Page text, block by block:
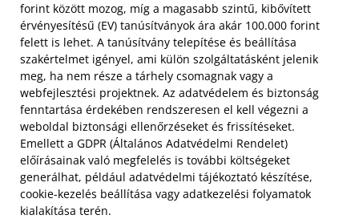
forint között mozog, míg a magasabb szintű, kibővített
érvényesítésű (EV) tanúsítványok ára akár 100.000 forint
felett is lehet. A tanúsítvány telepítése és beállítása
szakértelmet igényel, ami külön szolgáltatásként jelenik
meg, ha nem része a tárhely csomagnak vagy a
webfejlesztési projektnek. Az adatvédelem és biztonság
fenntartása érdekében rendszeresen el kell végezni a
weboldal biztonsági ellenőrzéseket és frissítéseket.
Emellett a GDPR (Általános Adatvédelmi Rendelet)
előírásainak való megfelelés is további költségeket
generálhat, például adatvédelmi tájékoztató készítése,
cookie-kezelés beállítása vagy adatkezelési folyamatok
kialakítása terén.